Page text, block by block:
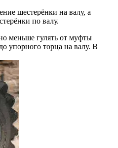
шестерёнки на валу, а
по валу.
меньше гулять от муфты
упорного торца на валу. В